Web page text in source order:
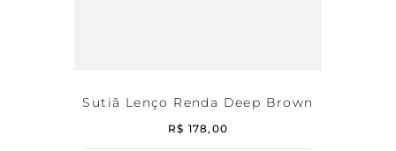
Sutiã Lenço Renda Deep Brown
R$ 178, 00